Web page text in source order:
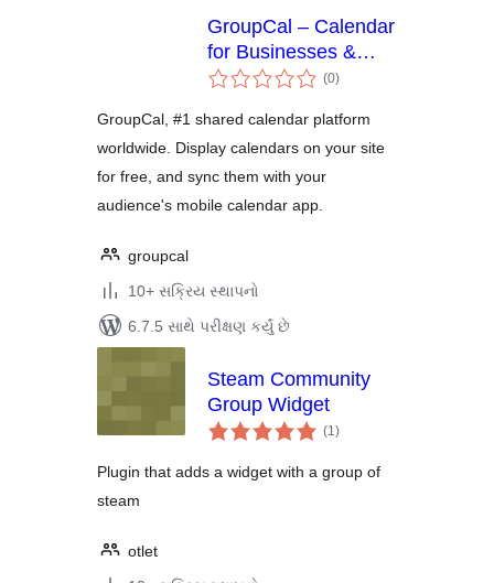
GroupCal – Calendar
for Businesses &
Communities (0કુલ
રેટિંગ્સ
)
GroupCal, #1 shared calendar platform
worldwide. Display calendars on your site
for free, and sync them with your
audience's mobile calendar app.
groupcal
10+ સક્રિય સ્થાપનો
6.7.5 સાથે પરીક્ષણ કર્યું છે
Steam Community
Group Widget
(1કુલ
રેટિંગ્સ
)
Plugin that adds a widget with a group of
steam
otlet